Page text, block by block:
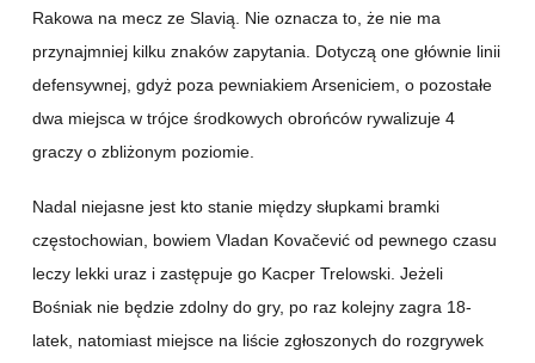
Rakowa na mecz ze Slavią. Nie oznacza to, że nie ma
przynajmniej kilku znaków zapytania. Dotyczą one głównie linii
defensywnej, gdyż poza pewniakiem Arseniciem, o pozostałe
dwa miejsca w trójce środkowych obrońców rywalizuje 4
graczy o zbliżonym poziomie.
Nadal niejasne jest kto stanie między słupkami bramki
częstochowian, bowiem Vladan Kovačević od pewnego czasu
leczy lekki uraz i zastępuje go Kacper Trelowski. Jeżeli
Bośniak nie będzie zdolny do gry, po raz kolejny zagra 18-
latek, natomiast miejsce na liście zgłoszonych do rozgrywek